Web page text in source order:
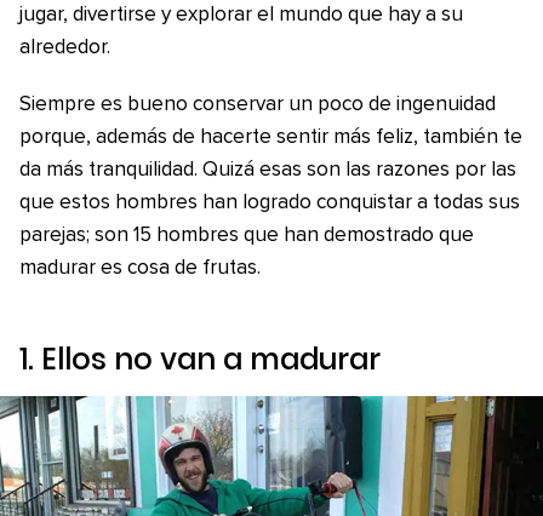
jugar, divertirse y explorar el mundo que hay a su
alrededor.
Siempre es bueno conservar un poco de ingenuidad
porque, además de hacerte sentir más feliz, también te
da más tranquilidad. Quizá esas son las razones por las
que estos hombres han logrado conquistar a todas sus
parejas; son 15 hombres que han demostrado que
madurar es cosa de frutas.
1. Ellos no van a madurar